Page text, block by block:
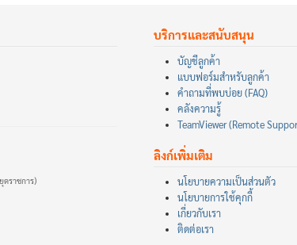
ราชการ)
บริการและสนับสนุน
บัญชีลูกค้า
แบบฟอร์มสำหรับลูกค้า
คำถามที่พบบ่อย (FAQ)
คลังความรู้
TeamViewer (Remote
ลิงก์เพิ่มเติม
นโยบายความเป็นส่วนตัว
นโยบายการใช้คุกกี้
เกี่ยวกับเรา
ติดต่อเรา